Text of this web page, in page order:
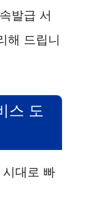
발급 서
해 드립니
스 도
대로 빠